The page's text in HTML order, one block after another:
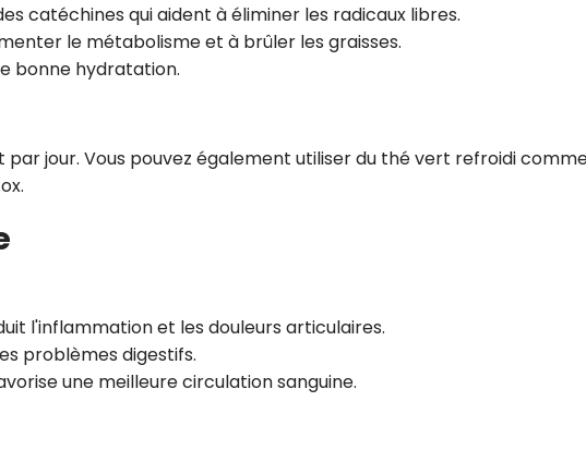
catéchines qui aident à éliminer les radicaux libres.
le métabolisme et à brûler les graisses.
bonne hydratation.
par jour. Vous pouvez également utiliser du thé vert refroidi
l'inflammation et les douleurs articulaires.
problèmes digestifs.
une meilleure circulation sanguine.